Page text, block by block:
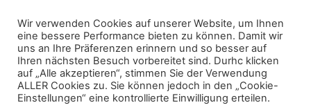
Wir verwenden Cookies auf unserer Website, um Ihnen
eine bessere Performance bieten zu können. Damit wir
uns an Ihre Präferenzen erinnern und so besser auf
Ihren nächsten Besuch vorbereitet sind. Durhc klicken
auf „Alle akzeptieren“, stimmen Sie der Verwendung
ALLER Cookies zu. Sie können jedoch in den „Cookie-
Einstellungen“ eine kontrollierte Einwilligung erteilen.